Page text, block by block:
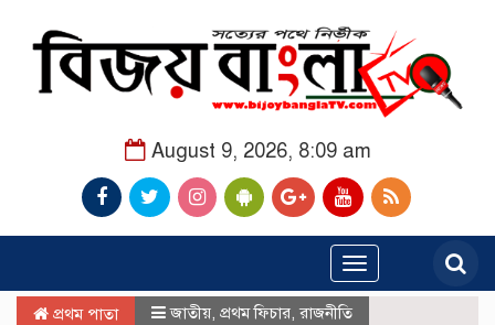
August 9, 2026, 8:09 am
Toggle
navigation
প্রথম পাতা জাতীয় প্রথম ফিচার রাজনীতি